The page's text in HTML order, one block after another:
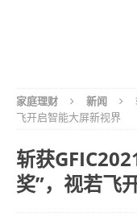
家庭理财 新闻
飞开启智能大屏新视界
斩获
奖”，视若飞